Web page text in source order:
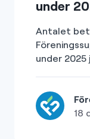
under
Antalet
under 2025
18